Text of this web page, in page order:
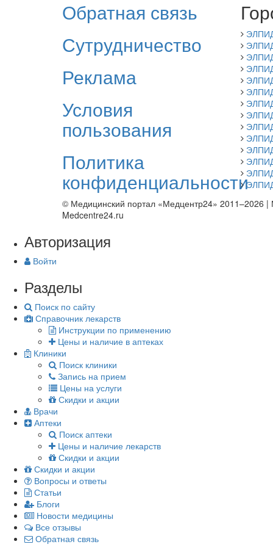
Обратная связь
Сутрудничество
Реклама
Условия
пользования
Политика
конфиденциальности
© Медицинский портал «Медцентр24» 2011–2026 |
Medcentre24.ru
Авторизация
Войти
Разделы
Поиск по сайту
Справочник лекарств
Инструкции по применению
Цены и наличие в аптеках
Клиники
Поиск клиники
Запись на прием
Цены на услуги
Скидки и акции
Врачи
Аптеки
Поиск аптеки
Цены и наличие лекарств
Скидки и акции
Скидки и акции
Вопросы и ответы
Статьи
Блоги
Новости медицины
Все отзывы
Обратная связь